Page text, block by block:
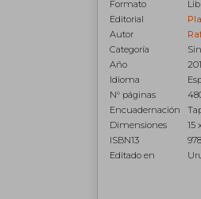
Formato
Editorial
Autor
Categoría
Año
Idioma
N° páginas
Encuadernación
Dimensiones
15
ISBN13
Editado en